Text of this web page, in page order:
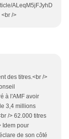
ALeqM5jFJyhD
<br />
des titres.<br />
à l'AMF avoir
3,4 millions
/> 62.000 titres
Idem pour
de son côté